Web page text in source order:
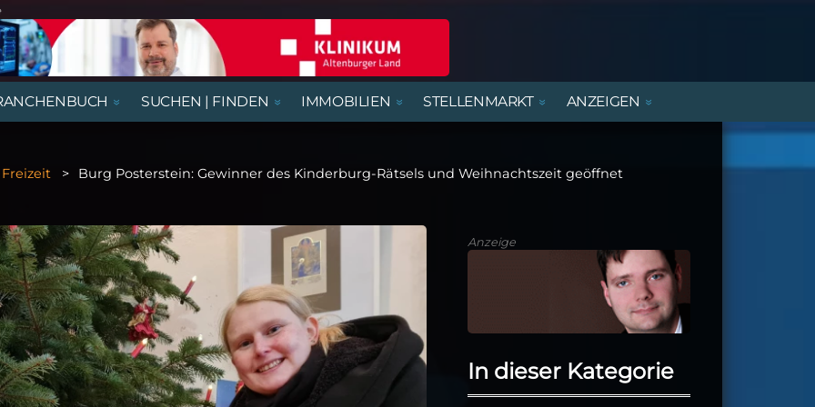
VORTRÄGE
THEATER & KABARETT
SUCHEN | FINDEN IMMOBILIEN STELLENMARKT
PRAKTIKANTENBÖRSE
ANZEIGEN
Burg Posterstein: Gewinner des Kinderburg-Rätsels und Weihnachtszeit geöffnet
Anzeige
In dieser Kategorie